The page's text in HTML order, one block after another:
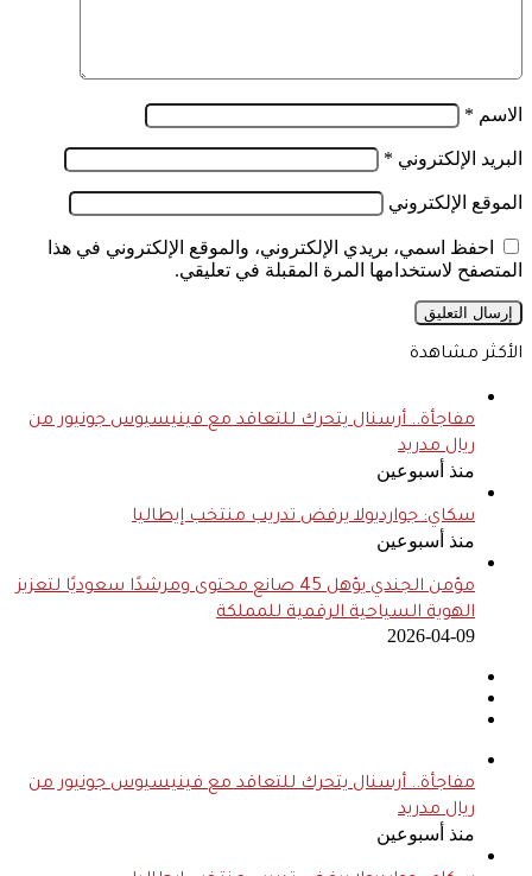
الاسم *
البريد الإلكتروني *
الموقع الإلكتروني
احفظ اسمي، بريدي الإلكتروني، والموقع الإلكتروني في هذا
المتصفح لاستخدامها المرة المقبلة في تعليقي.
الأكثر مشاهدة
مفاجأة.. أرسنال يتحرك للتعاقد مع فينيسيوس جونيور من
ريال مدريد
منذ أسبوعين
سكاي: جوارديولا يرفض تدريب منتخب إيطاليا
منذ أسبوعين
مؤمن الجندي يؤهل 45 صانع محتوى ومرشدًا سعوديًا لتعزيز
الهوية السياحية الرقمية للمملكة
2026-04-09
مفاجأة.. أرسنال يتحرك للتعاقد مع فينيسيوس جونيور من
ريال مدريد
منذ أسبوعين